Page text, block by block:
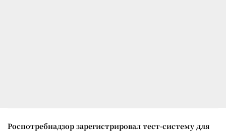
Роспотребнадзор зарегистрировал тест-систему для